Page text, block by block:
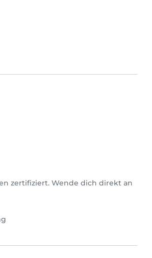
zertifiziert. Wende dich direkt an